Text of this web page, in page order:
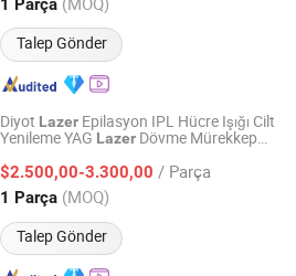
Talep Gönder
Diyot Lazer Epilasyon IPL Hücre Işığı Cilt
Yenileme YAG Lazer Dövme Mürekkep
İncelten Cilt Güzellik Ekipmanı
$2.500,00-3.300,00 / Parça
1 Parça (MOQ)
Talep Gönder
CO., Ltd.
Fiyat 2022